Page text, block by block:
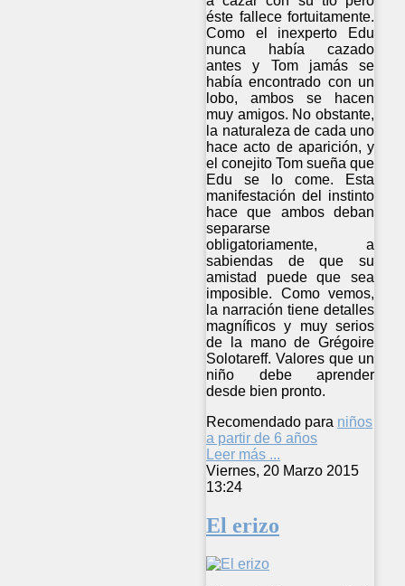
éste fallece fortuitamente.
Como el inexperto Edu
nunca había cazado
antes y Tom jamás se
había encontrado con un
lobo, ambos se hacen
muy amigos. No obstante,
la naturaleza de cada uno
hace acto de aparición, y
el conejito Tom sueña que
Edu se lo come. Esta
manifestación del instinto
hace que ambos deban
separarse
obligatoriamente, a
sabiendas de que su
amistad puede que sea
imposible. Como vemos,
la narración tiene detalles
magníficos y muy serios
de la mano de Grégoire
Solotareff. Valores que un
niño debe aprender
desde bien pronto.
Recomendado para niños
a partir de 6 años
Leer más ...
Viernes, 20 Marzo 2015
13:24
El erizo